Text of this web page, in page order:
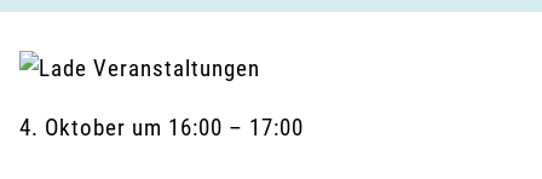
4. Oktober um 16:00 – 17:00